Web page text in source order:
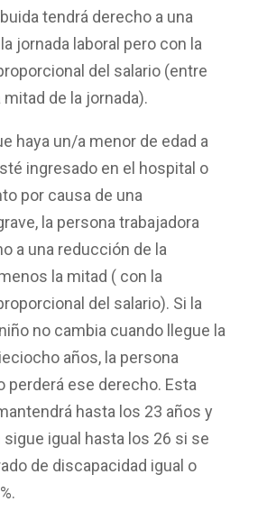
tendrá derecho a una
jornada laboral pero con la
del salario (entre
de la jornada).
haya un/a menor de edad a
ingresado en el hospital o
por causa de una
la persona trabajadora
a una reducción de la
la mitad ( con la
del salario). Si la
no cambia cuando llegue la
años, la persona
perderá ese derecho. Esta
hasta los 23 años y
igual hasta los 26 si se
de discapacidad igual o